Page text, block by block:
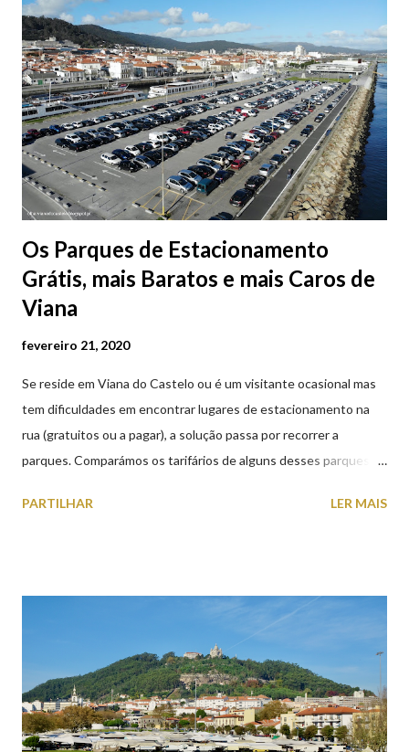
Os Parques de Estacionamento
Grátis, mais Baratos e mais Caros de
Viana
fevereiro 21, 2020
Se reside em Viana do Castelo ou é um visitante ocasional mas
tem dificuldades em encontrar lugares de estacionamento na
rua (gratuitos ou a pagar), a solução passa por recorrer a
parques. Comparámos os tarifários de alguns desses parques de
subterrâneos) perto do centro da cidade (entenda-se por
subterrâneos. O Parque da Estação Viana Shopping é grátis de
2ª a 5ª feira a partir das 20:00 (DIAS ÚTEIS)
PARTILHAR LER MAIS